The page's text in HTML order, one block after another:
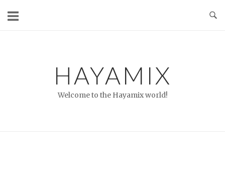
HAYAMIX
Welcome to the Hayamix world!